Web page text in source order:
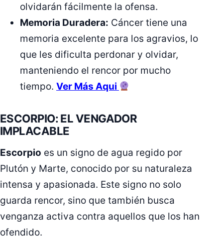
olvidarán fácilmente la ofensa.
Memoria Duradera: Cáncer tiene una
memoria excelente para los agravios, lo
que les dificulta perdonar y olvidar,
manteniendo el rencor por mucho
tiempo. Ver Más Aqui
ESCORPIO: EL VENGADOR
IMPLACABLE
Escorpio es un signo de agua regido por
Plutón y Marte, conocido por su naturaleza
intensa y apasionada. Este signo no solo
guarda rencor, sino que también busca
venganza activa contra aquellos que los han
ofendido.